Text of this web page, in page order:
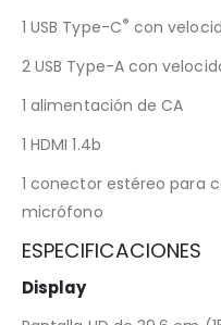
1 USB Type-C® con
2 USB Type-A con
1 alimentación de CA
1 HDMI 1.4b
1 conector estéreo para
micrófono
ESPECIFICACIONES
Display